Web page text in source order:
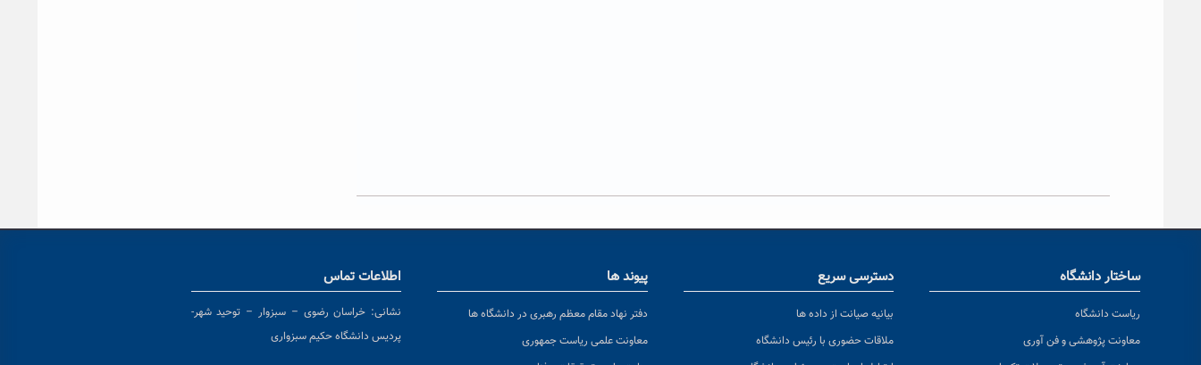
ساختار دانشگاه
ریاست دانشگاه
معاونت پژوهشی و فن آوری
دسترسی سریع
بیانیه صیانت از داده ها
ملاقات حضوری با رئیس دانشگاه
پیوند ها
دفتر نهاد مقام معظم رهبری در دانشگاه ها
معاونت علمی ریاست جمهوری
اطلاعات تماس
نشانی: خراسان رضوی – سبزوار – توحید شهر-
پردیس دانشگاه حکیم سبزواری